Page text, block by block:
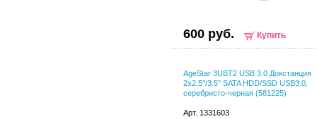
600 руб. Купить
AgeStar 3UBT2 USB 3.0 Докстанция
2x2.5"/3.5" SATA HDD/SSD USB3.0,
серебристо-черная (581225)
Арт. 1331603